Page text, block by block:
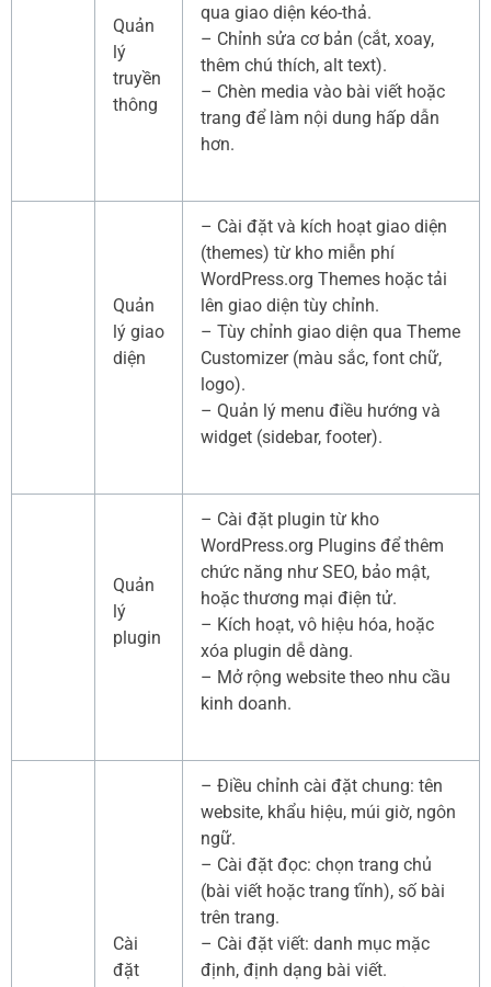
Quản
lý
truyền
thông
qua giao diện kéo-thả.
– Chỉnh sửa cơ bản (cắt, xoay,
thêm chú thích, alt text).
– Chèn media vào bài viết hoặc
trang để làm nội dung hấp dẫn
hơn.
Quản
lý giao
diện
– Cài đặt và kích hoạt giao diện
(themes) từ kho miễn phí
WordPress.org Themes hoặc tải
lên giao diện tùy chỉnh.
– Tùy chỉnh giao diện qua Theme
Customizer (màu sắc, font chữ,
logo).
– Quản lý menu điều hướng và
widget (sidebar, footer).
Quản
lý
plugin
– Cài đặt plugin từ kho
WordPress.org Plugins để thêm
chức năng như SEO, bảo mật,
hoặc thương mại điện tử.
– Kích hoạt, vô hiệu hóa, hoặc
xóa plugin dễ dàng.
– Mở rộng website theo nhu cầu
kinh doanh.
Cài
đặt
– Điều chỉnh cài đặt chung: tên
website, khẩu hiệu, múi giờ, ngôn
ngữ.
– Cài đặt đọc: chọn trang chủ
(bài viết hoặc trang tĩnh), số bài
trên trang.
– Cài đặt viết: danh mục mặc
định, định dạng bài viết.